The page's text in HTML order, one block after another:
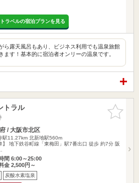
ラベルの宿泊プランを見る
ら露天風呂もあり、ビジネス利用でも温泉旅館
ます！基本的に宿泊者オンリーの温泉です。
お気に入
りに追加
トラル
/ 大阪市北区
駅11.27km 北新地駅560m
】 地下鉄谷町線「東梅田」駅7番出口 徒歩 約7分 阪
間 6:00～25:00
金 2,500円～
炭酸水素塩泉